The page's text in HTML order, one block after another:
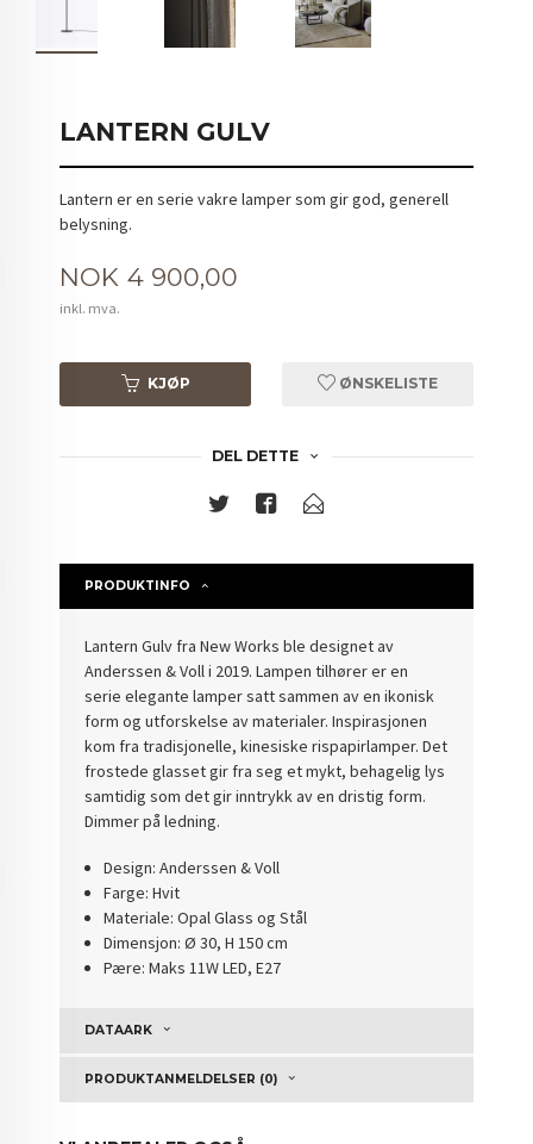
LANTERN GULV
Lantern er en serie vakre lamper som gir god, generell
belysning.
Pris
NOK 4 900,00
inkl. mva.
KJØP ØNSKELISTE
DEL DETTE
PRODUKTINFO
Lantern Gulv fra New Works ble designet av
Anderssen & Voll i 2019. Lampen tilhører er en
serie elegante lamper satt sammen av en ikonisk
form og utforskelse av materialer. Inspirasjonen
kom fra tradisjonelle, kinesiske rispapirlamper. Det
frostede glasset gir fra seg et mykt, behagelig lys
samtidig som det gir inntrykk av en dristig form.
Dimmer på ledning.
Design: Anderssen & Voll
Farge: Hvit
Materiale: Opal Glass og Stål
Dimensjon: Ø 30, H 150 cm
Pære: Maks 11W LED, E27
DATAARK
PRODUKTANMELDELSER (0)